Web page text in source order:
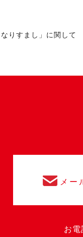
りすまし」に関して
メー
お